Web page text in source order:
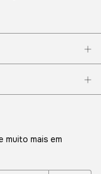
muito mais em